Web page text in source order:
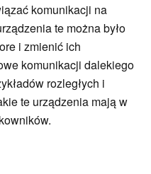
komunikacji na
te można było
i zmienić ich
komunikacji dalekiego
rozległych i
te urządzenia mają w